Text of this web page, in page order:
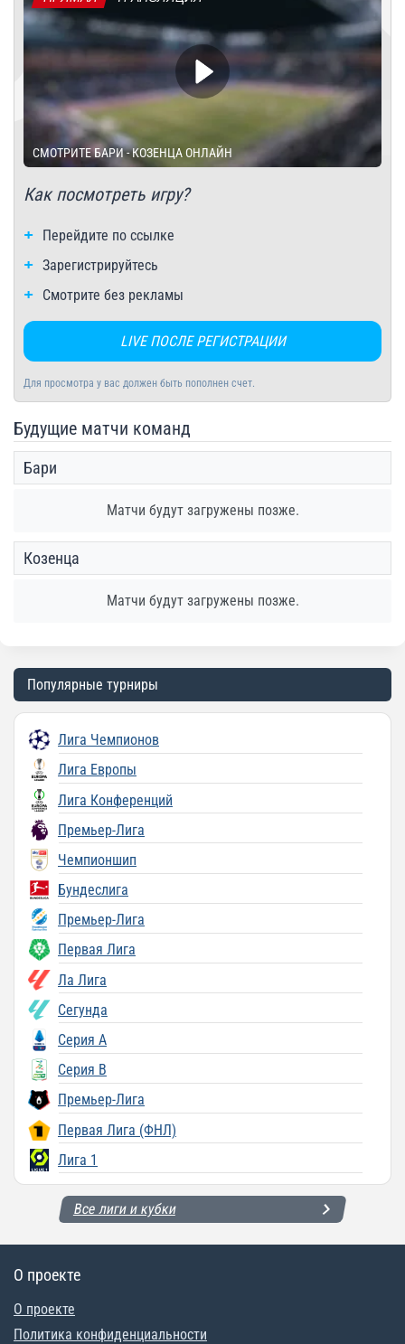
СМОТРИТЕ БАРИ - КОЗЕНЦА ОНЛАЙН
Как посмотреть игру?
Перейдите по ссылке
Зарегистрируйтесь
Смотрите без рекламы
LIVE ПОСЛЕ РЕГИСТРАЦИИ
Для просмотра у вас должен быть пополнен счет.
Будущие матчи команд
Бари
Матчи будут загружены позже.
Козенца
Матчи будут загружены позже.
Популярные турниры
Лига Чемпионов
Лига Европы
Лига Конференций
Премьер-Лига
Чемпионшип
Бундеслига
Премьер-Лига
Первая Лига
Ла Лига
Сегунда
Серия A
Серия B
Премьер-Лига
Первая Лига (ФНЛ)
Лига 1
Все лиги и кубки
О проекте
О проекте
Политика конфиденциальности